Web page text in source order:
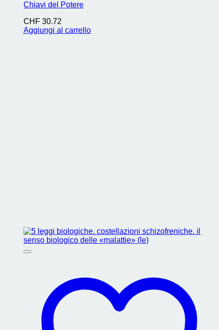
Chiavi del Potere
CHF 30.72
Aggiungi al carrello